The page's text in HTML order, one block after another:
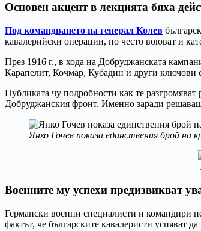
Основен акцент в лекцията бяха
Под командването на генерал Колев
кавалерийски операции, но често воюват и
През 1916 г., в хода на Добруджанската
Карапелит, Кочмар, Кубадин и други ключови
Публиката чу подробности как те
Добруджанския фронт. Именно заради
Янко Гочев показа единствения брой на
Военните му успехи предизвикват
Германски военни специалисти и командири
фактът, че българските кавалеристи успяват